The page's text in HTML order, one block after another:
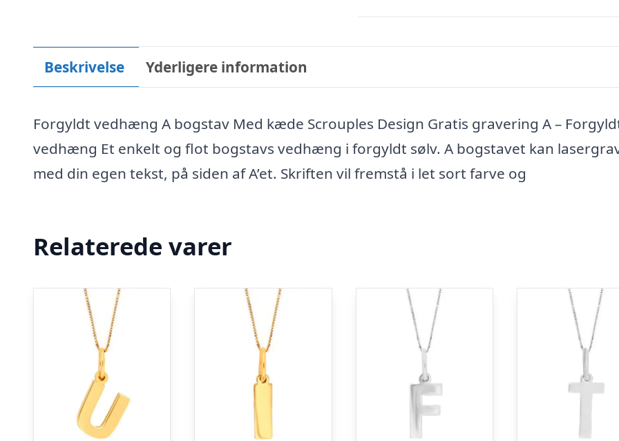
Beskrivelse Yderligere information
Forgyldt vedhæng A bogstav Med kæde Scrouples Design Gratis gravering A –
vedhæng Et enkelt og flot bogstavs vedhæng i forgyldt sølv. A bogstavet kan
med din egen tekst, på siden af A’et. Skriften vil fremstå i let sort farve og
Relaterede varer